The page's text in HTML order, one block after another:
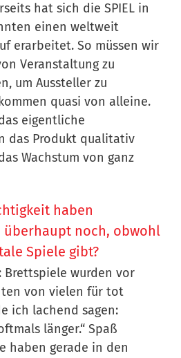
hat sich die SPIEL in
einen weltweit
erarbeitet. So müssen wir
Veranstaltung zu
um Aussteller zu
quasi von alleine.
eigentliche
das Produkt qualitativ
Wachstum von ganz
haben
überhaupt noch, obwohl
Spiele gibt?
Brettspiele wurden vor
von vielen für tot
ich lachend sagen:
länger.“ Spaß
haben gerade in den